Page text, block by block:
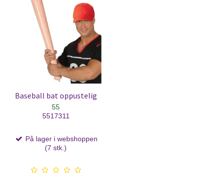
Baseball bat oppustelig
55
5517311
På lager i webshoppen
(7 stk.)